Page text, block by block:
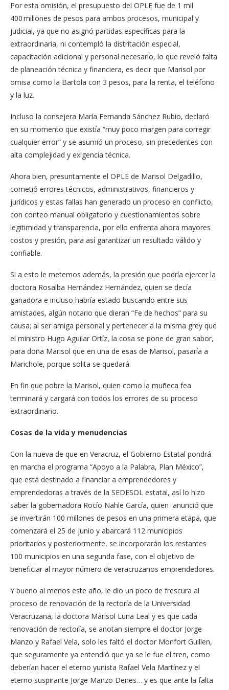
Por esta omisión, el presupuesto del OPLE fue de 1 mil
400 millones de pesos para ambos procesos, municipal y
judicial, ya que no asignó partidas específicas para la
extraordinaria, ni contempló la distritación especial,
capacitación adicional y personal necesario, lo que reveló falta
de planeación técnica y financiera, es decir que Marisol por
omisa como la Bartola con 3 pesos, para la renta, el teléfono
y la luz.
Incluso la consejera María Fernanda Sánchez Rubio, declaró
en su momento que existía “muy poco margen para corregir
cualquier error” y se asumió un proceso, sin precedentes con
alta complejidad y exigencia técnica.
Ahora bien, presuntamente el OPLE de Marisol Delgadillo,
cometió errores técnicos, administrativos, financieros y
jurídicos y estas fallas han generado un proceso en conflicto,
con conteo manual obligatorio y cuestionamientos sobre
legitimidad y transparencia, por ello enfrenta ahora mayores
costos y presión, para así garantizar un resultado válido y
confiable.
Si a esto le metemos además, la presión que podría ejercer la
doctora Rosalba Hernández Hernández, quien se decía
ganadora e incluso habría estado buscando entre sus
amistades, algún notario que dieran “Fe de hechos” para su
causa; al ser amiga personal y pertenecer a la misma grey que
el ministro Hugo Aguilar Ortíz, la cosa se pone de gran sabor,
para doña Marisol que en una de esas de Marisol, pasaría a
Marichole, porque solita se quedará.
En fin que pobre la Marisol, quien como la muñeca fea
terminará y cargará con todos los errores de su proceso
extraordinario.
Cosas de la vida y menudencias
Con la nueva de que en Veracruz, el Gobierno Estatal pondrá
en marcha el programa “Apoyo a la Palabra, Plan México”,
que está destinado a financiar a emprendedores y
emprendedoras a través de la SEDESOL estatal, así lo hizo
saber la gobernadora Rocío Nahle García, quien anunció que
se invertirán 100 millones de pesos en una primera etapa, que
comenzará el 25 de junio y abarcará 112 municipios
prioritarios y posteriormente, se incorporarán los restantes
100 municipios en una segunda fase, con el objetivo de
beneficiar al mayor número de veracruzanos emprendedores.
Y bueno al menos este año, le dio un poco de frescura al
proceso de renovación de la rectoría de la Universidad
Veracruzana, la doctora Marisol Luna Leal y es que cada
renovación de rectoría, se anotan siempre el doctor Jorge
Manzo y Rafael Vela, solo les faltó el doctor Monfort Guillen,
que seguramente ya entendió que ya se le fue el tren, como
deberían hacer el eterno yunista Rafael Vela Martínez y el
eterno suspirante Jorge Manzo Denes… y es que ante la falta